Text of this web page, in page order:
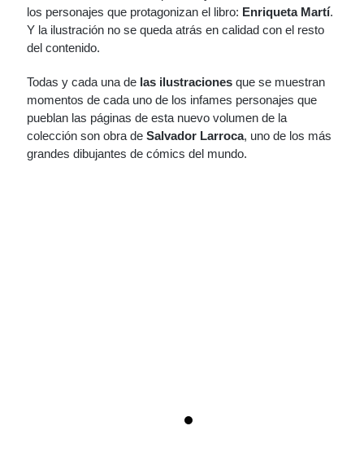
los personajes que protagonizan el libro: Enriqueta Martí.
Y la ilustración no se queda atrás en calidad con el resto
del contenido.
Todas y cada una de las ilustraciones que se muestran
momentos de cada uno de los infames personajes que
pueblan las páginas de esta nuevo volumen de la
colección son obra deSalvador Larroca, uno de los más
grandes dibujantes de cómics del mundo.